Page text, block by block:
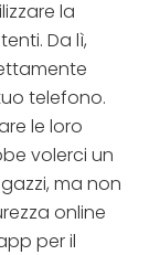
la
Da lì,
telefono.
le loro
volerci un
ma non
online
per il